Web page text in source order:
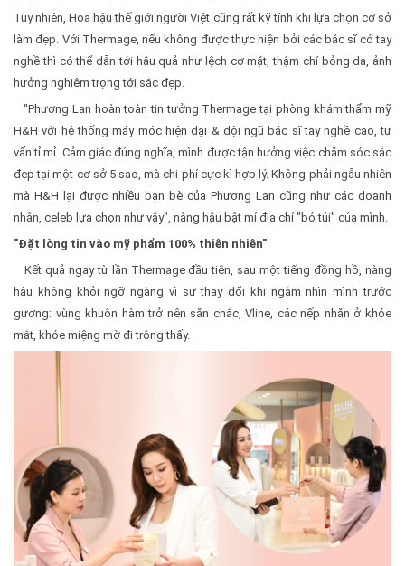
Tuy nhiên, Hoa hậu thế giới người Việt cũng rất kỹ tính khi lựa chọn cơ sở
làm đẹp. Với Thermage, nếu không được thực hiện bởi các bác sĩ có tay
nghề thì có thể dẫn tới hậu quả như lệch cơ mặt, thậm chí bỏng da, ảnh
hưởng nghiêm trọng tới sắc đẹp.
"Phương Lan hoàn toàn tin tưởng Thermage tại phòng khám thẩm mỹ
H&H với hệ thống máy móc hiện đại & đội ngũ bác sĩ tay nghề cao, tư
vấn tỉ mỉ. Cảm giác đúng nghĩa, mình được tận hưởng việc chăm sóc sắc
đẹp tại một cơ sở 5 sao, mà chi phí cực kì hợp lý. Không phải ngẫu nhiên
mà H&H lại được nhiều bạn bè của Phương Lan cũng như các doanh
nhân, celeb lựa chọn như vậy", nàng hậu bật mí địa chỉ "bỏ túi" của mình.
"Đặt lòng tin vào mỹ phẩm 100% thiên nhiên"
Kết quả ngay từ lần Thermage đầu tiên, sau một tiếng đồng hồ, nàng
hậu không khỏi ngỡ ngàng vì sự thay đổi khi ngắm nhìn mình trước
gương: vùng khuôn hàm trở nên săn chắc, Vline, các nếp nhăn ở khóe
mắt, khóe miệng mờ đi trông thấy.